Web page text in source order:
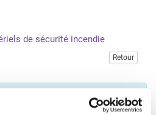
de sécurité incendie
Retour
accéder à cette publication